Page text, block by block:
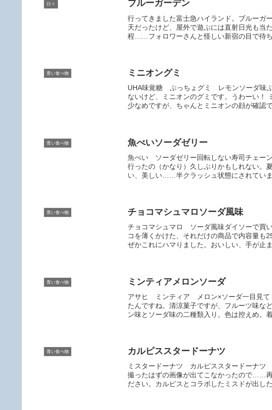
日々 ブルーガーデン
行ってきました富士急ハイランド。ブルーガ
天だったけど、屋外で遊ぶには直射日光も当
程……フォロワーさんと怪しい新宿の目で待ち
青い食べ物 ミニオングミ
UHA味覚糖 ぷっちょグミ レモンソーダ味
ないけど、ミニオンのグミです。うわーい！
少なめですが、ちゃんとミニオンの顔が確認
青い食べ物 魚べいソーダゼリー
魚べい ソーダゼリー回転しない寿司チェー
行ったの（かなり）久しぶりかもしれない。
い、美しい……半クラッシュ状態にされてい
青い食べ物 チョコマシュマロソーダ風味
チョコマシュマロ ソーダ風味ダイソーで買
コを薄くかけた、それだけの商品で内容量
ぜかこれにハマりました。おいしい、手が止
青い食べ物 ミンティアメロンソーダ
アサヒ ミンティア メロン×ソーダ一目見
たんですね。清涼菓子ですが、フルーツ味な
ン味とソーダ味の二種類入り。色は控えめ。
青い食べ物 カルピススタードーナツ
ミスタードーナツ カルピススタードーナツ
撮ったはずの画像が出てこなかったので……
ださい。カルピスとコラボしたミスドが出し